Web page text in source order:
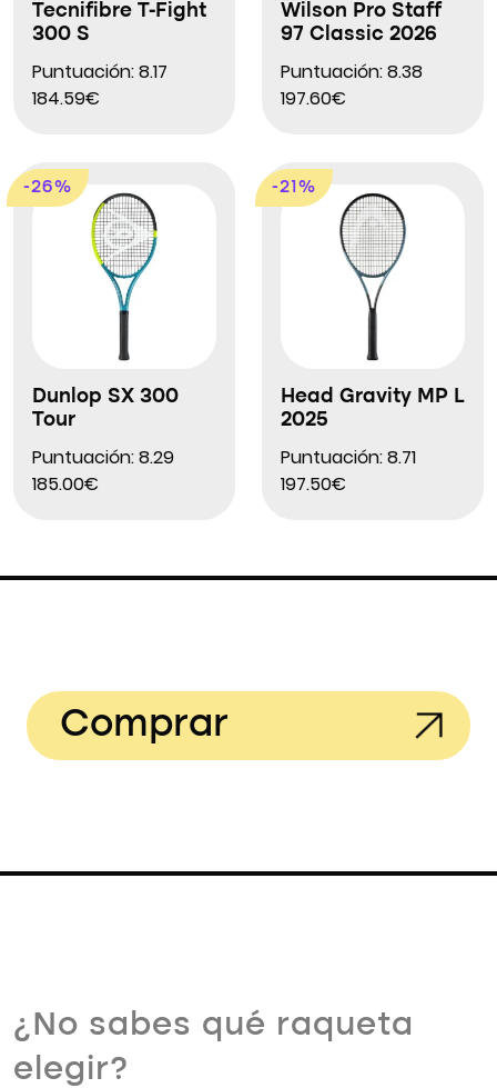
Tecnifibre T-Fight
300 S
Puntuación: 8.17
184.59€
Wilson Pro Staff
97 Classic 2026
Puntuación: 8.38
197.60€
-26%
Dunlop SX 300
Tour
Puntuación: 8.29
185.00€
-21%
Head Gravity MP L
2025
Puntuación: 8.71
197.50€
Comprar
¿No sabes qué raqueta
elegir?